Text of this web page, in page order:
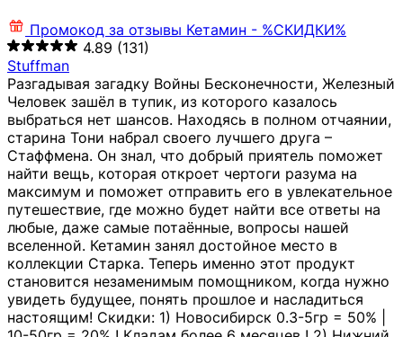
Промокод за отзывы Кетамин - %СКИДКИ%
4.89 (131)
Stuffman
Разгадывая загадку Войны Бесконечности, Железный
Человек зашёл в тупик, из которого казалось
выбраться нет шансов. Находясь в полном отчаянии,
старина Тони набрал своего лучшего друга –
Стаффмена. Он знал, что добрый приятель поможет
найти вещь, которая откроет чертоги разума на
максимум и поможет отправить его в увлекательное
путешествие, где можно будет найти все ответы на
любые, даже самые потаённые, вопросы нашей
вселенной. Кетамин занял достойное место в
коллекции Старка. Теперь именно этот продукт
становится незаменимым помощником, когда нужно
увидеть будущее, понять прошлое и насладиться
настоящим! Скидки: 1) Новосибирск 0.3-5гр = 50% |